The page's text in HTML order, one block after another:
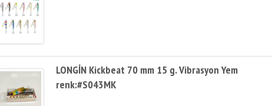
LONGİN Kickbeat 70 mm 15 g. Vibrasyon Yem
renk:#S043MK